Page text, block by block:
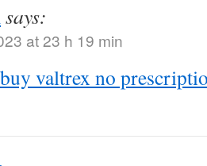
says:
at 23 h 19 min
buy valtrex no